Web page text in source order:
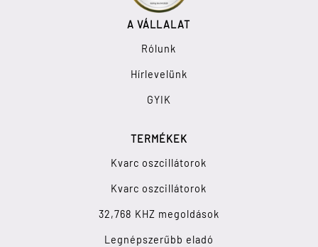
A VÁLLALAT
Rólunk
Hírlevelünk
GYIK
TERMÉKEK
Kvarc oszcillátorok
Kvarc oszcillátorok
32,768 KHZ megoldások
Legnépszerűbb eladó